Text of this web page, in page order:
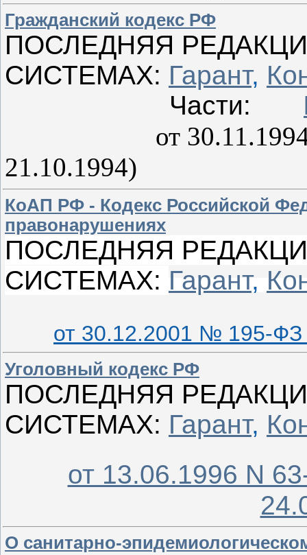
Гражданский кодекс РФ
ПОСЛЕДНЯЯ
СИСТЕМАХ: Гарант,
Части:
от 30.11.1994
21.10.1994)
КоАП РФ - Кодекс Российской
правонарушениях
ПОСЛЕДНЯЯ
СИСТЕМАХ: Гарант,
от 30.12.2001 № 195-
Уголовный кодекс РФ
ПОСЛЕДНЯЯ
СИСТЕМАХ: Гарант,
от 13.06.1996 N
О санитарно-